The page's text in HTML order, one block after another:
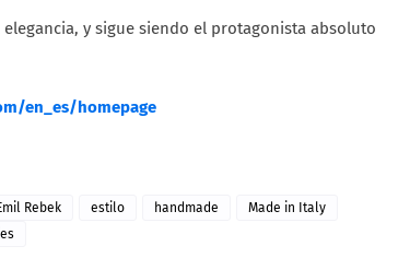
y sigue siendo el protagonista absoluto
en_es/homepage
Rebek estilo handmade
Made in Italy